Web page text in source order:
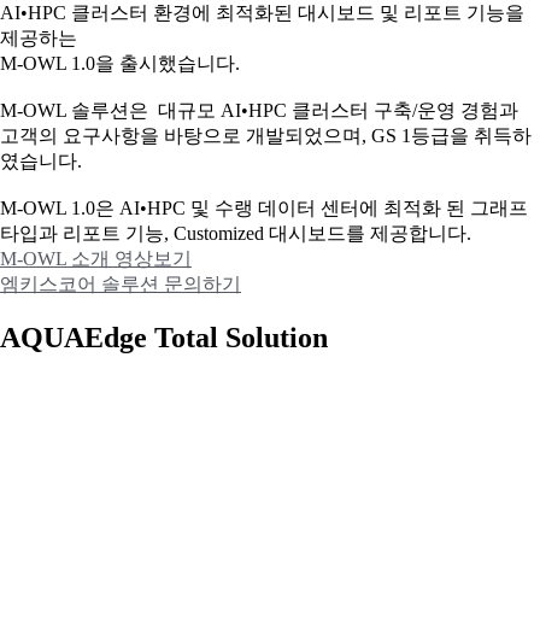
AI•HPC 클러스터 환경에 최적화된 대시보드 및 리포트 기능을
제공하는
M-OWL 1.0을 출시했습니다.
M-OWL 솔루션은 대규모 AI•HPC 클러스터 구축/운영 경험과
고객의 요구사항을 바탕으로 개발되었으며, GS 1등급을 취득하
였습니다.
M-OWL 1.0은 AI•HPC 및 수랭 데이터 센터에 최적화 된 그래프
타입과 리포트 기능, Customized 대시보드를 제공합니다.
M-OWL 소개 영상보기
엠키스코어 솔루션 문의하기
AQUAEdge Total Solution